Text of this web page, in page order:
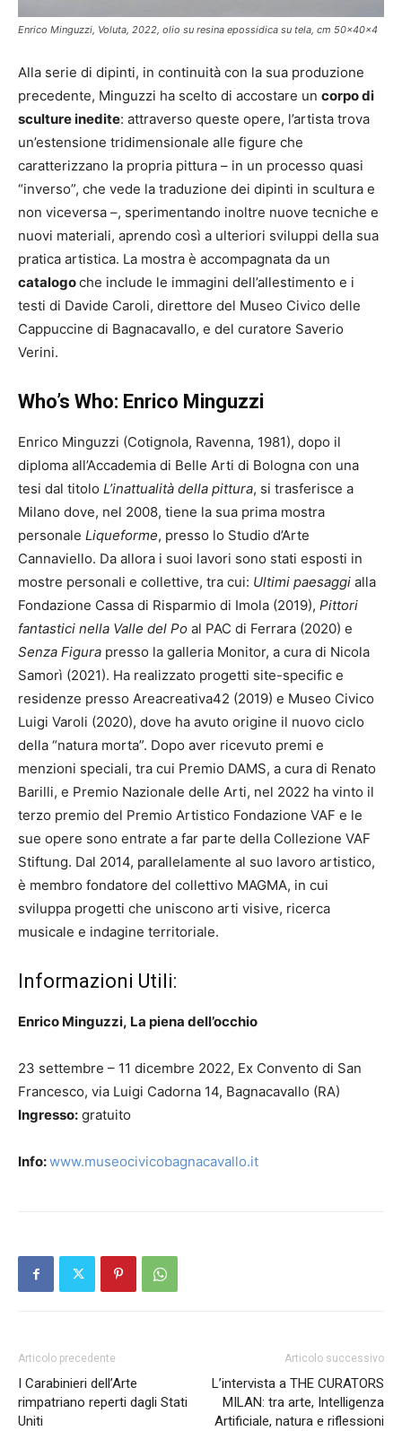
Enrico Minguzzi, Voluta, 2022, olio su resina epossidica su tela, cm 50x40x4
Alla serie di dipinti, in continuità con la sua produzione
precedente, Minguzzi ha scelto di accostare un corpo di
sculture inedite: attraverso queste opere, l’artista trova
un’estensione tridimensionale alle figure che
caratterizzano la propria pittura – in un processo quasi
“inverso”, che vede la traduzione dei dipinti in scultura e
non viceversa –, sperimentando inoltre nuove tecniche e
nuovi materiali, aprendo così a ulteriori sviluppi della sua
pratica artistica. La mostra è accompagnata da un
catalogoche include le immagini dell’allestimento e i
testi di Davide Caroli, direttore del Museo Civico delle
Cappuccine di Bagnacavallo, e del curatore Saverio
Verini.
Who’s Who: Enrico Minguzzi
Enrico Minguzzi (Cotignola, Ravenna, 1981), dopo il
diploma all’Accademia di Belle Arti di Bologna con una
tesi dal titolo L’inattualità della pittura, si trasferisce a
Milano dove, nel 2008, tiene la sua prima mostra
personale Liqueforme, presso lo Studio d’Arte
Cannaviello. Da allora i suoi lavori sono stati esposti in
mostre personali e collettive, tra cui: Ultimi paesaggi alla
Fondazione Cassa di Risparmio di Imola (2019), Pittori
fantastici nella Valle del Po al PAC di Ferrara (2020) e
Senza Figura presso la galleria Monitor, a cura di Nicola
Samorì (2021). Ha realizzato progetti site-specific e
residenze presso Areacreativa42 (2019) e Museo Civico
Luigi Varoli (2020), dove ha avuto origine il nuovo ciclo
della “natura morta”. Dopo aver ricevuto premi e
menzioni speciali, tra cui Premio DAMS, a cura di Renato
Barilli, e Premio Nazionale delle Arti, nel 2022 ha vinto il
terzo premio del Premio Artistico Fondazione VAF e le
sue opere sono entrate a far parte della Collezione VAF
Stiftung. Dal 2014, parallelamente al suo lavoro artistico,
è membro fondatore del collettivo MAGMA, in cui
sviluppa progetti che uniscono arti visive, ricerca
musicale e indagine territoriale.
Informazioni Utili:
Enrico Minguzzi, La piena dell’occhio
23 settembre – 11 dicembre 2022, Ex Convento di San
Francesco, via Luigi Cadorna 14, Bagnacavallo (RA)
Ingresso: gratuito
Info:www.museocivicobagnacavallo.it
Articolo precedente
I Carabinieri dell’Arte
rimpatriano reperti dagli Stati
Uniti
Articolo successivo
L’intervista a THE CURATORS
MILAN: tra arte, Intelligenza
Artificiale, natura e riflessioni